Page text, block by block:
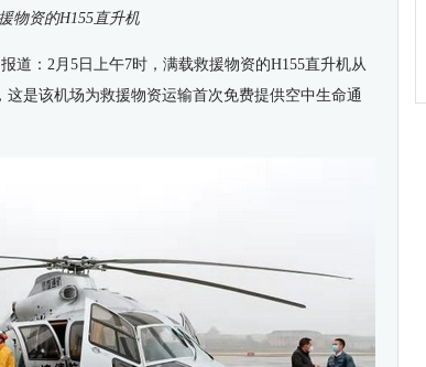
物资的H155直升机
道：2月5日上午7时，满载救援物资的H155直升机从
是该机场为救援物资运输首次免费提供空中生命通